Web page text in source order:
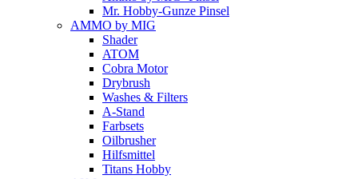
Mr. Hobby-Gunze Pinsel
AMMO by MIG
Shader
ATOM
Cobra Motor
Drybrush
Washes & Filters
A-Stand
Farbsets
Oilbrusher
Hilfsmittel
Titans Hobby